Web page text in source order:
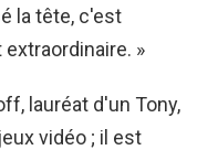
la tête, c'est
»
lauréat d'un Tony,
vidéo ; il est